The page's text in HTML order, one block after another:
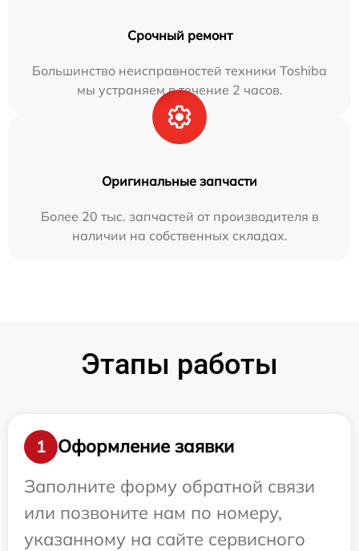
Срочный ремонт
Большинство неисправностей техники Toshiba
мы устраняем в течение 2 часов.
Оригинальные запчасти
Более 20 тыс. запчастей от производителя в
наличии на собственных складах.
Этапы работы
1
Оформление заявки
Заполните форму обратной связи
или позвоните нам по номеру,
указанному на сайте сервисного